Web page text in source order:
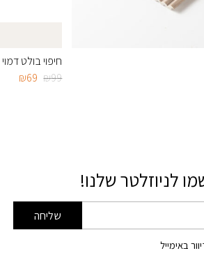
חיפוי בולט
₪99
המחיר
₪69
לניוזלטר שלנו!
שליחה
באימייל